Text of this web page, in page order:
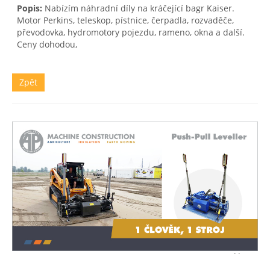
Popis: Nabízím náhradní díly na kráčející bagr Kaiser.
Motor Perkins, teleskop, pístnice, čerpadla, rozvaděče,
převodovka, hydromotory pojezdu, rameno, okna a další.
Ceny dohodou,
Zpět